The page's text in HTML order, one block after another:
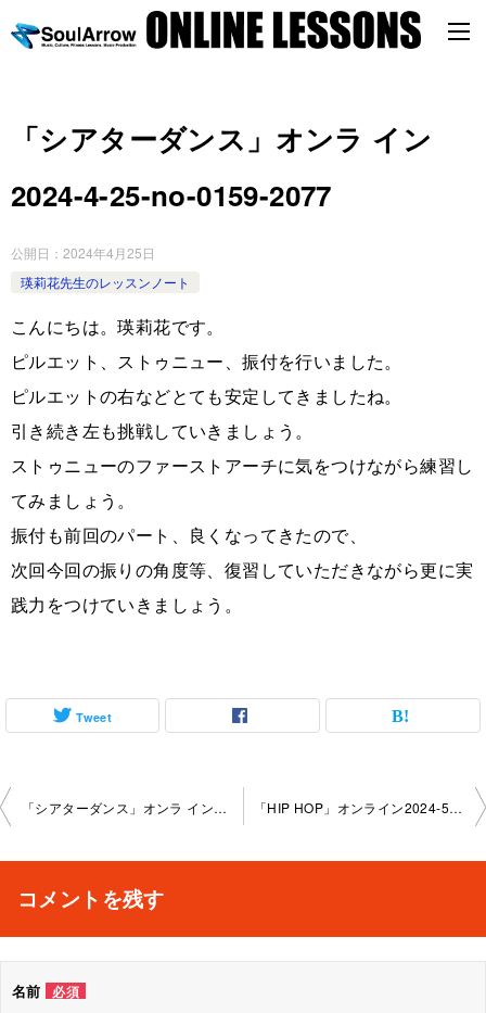
「シアターダンス」オンラ イン
2024-4-25-no-0159-2077
公開日： 2024年4月25日
瑛莉花先生のレッスンノート
こんにちは。瑛莉花です。
ピルエット、ストゥニュー、振付を行いました。
ピルエットの右などとても安定してきましたね。
引き続き左も挑戦していきましょう。
ストゥニューのファーストアーチに気をつけながら練習し
てみましょう。
振付も前回のパート、良くなってきたので、
次回今回の振りの角度等、復習していただきながら更に実
践力をつけていきましょう。
Tweet
投
ビ
「シアターダンス」オンラ イン2024-4-25-no-0159-2077 「HIP HOP」オンライン2024-5-1-no0159-2278
コメントを残す
名前 必須